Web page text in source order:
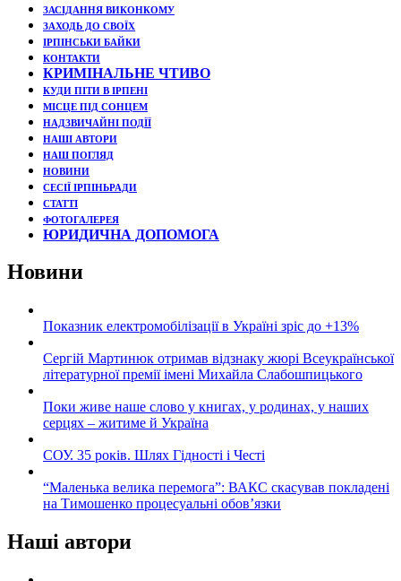
ЗАСІДАННЯ ВИКОНКОМУ
ЗАХОДЬ ДО СВОЇХ
ІРПІНСЬКИ БАЙКИ
КОНТАКТИ
КРИМІНАЛЬНЕ ЧТИВО
КУДИ ПІТИ В ІРПЕНІ
МІСЦЕ ПІД СОНЦЕМ
НАДЗВИЧАЙНІ ПОДЇЇ
НАШІ АВТОРИ
НАШ ПОГЛЯД
НОВИНИ
СЕСІЇ ІРПІНЬРАДИ
СТАТТІ
ФОТОГАЛЕРЕЯ
ЮРИДИЧНА ДОПОМОГА
Новини
Показник електромобілізації в Україні зріс до +13%
Сергій Мартинюк отримав відзнаку жюрі Всеукраїнської
літературної премії імені Михайла Слабошпицького
Поки живе наше слово у книгах, у родинах, у наших
серцях – житиме й Україна
СОУ. 35 років. Шлях Гідності і Честі
“Маленька велика перемога”: ВАКС скасував покладені
на Тимошенко процесуальні обов’язки
Наші автори